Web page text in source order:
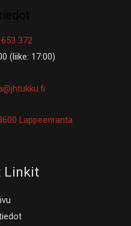
372
(liike: 17:00)
Lappeenranta
Linkit